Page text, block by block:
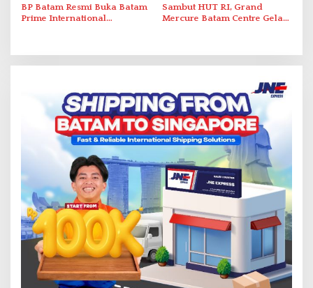
BP Batam Resmi Buka Batam
Prime International
Sambut HUT RI, Grand
Mercure Batam Centre Gelar